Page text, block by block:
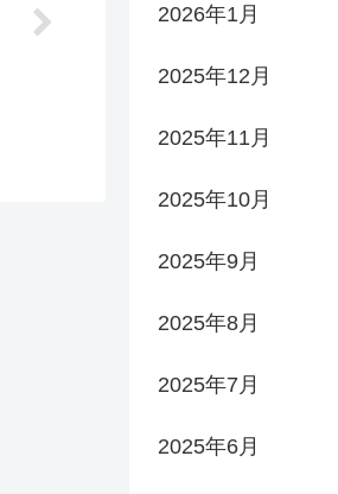
2026年1月
2025年12月
2025年11月
2025年10月
2025年9月
2025年8月
2025年7月
2025年6月